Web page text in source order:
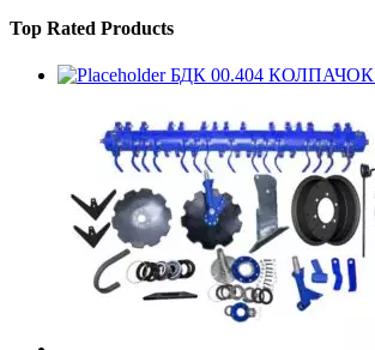
Top Rated Products
БДК 00.404 КОЛПАЧОК